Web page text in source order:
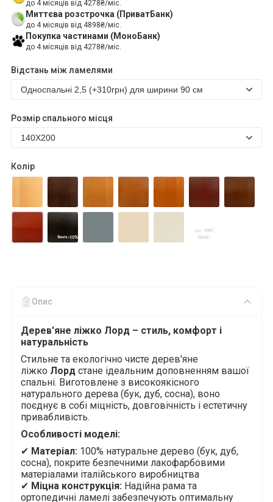
до 4 місяців від 4278₴/міс.
Миттєва розстрочка (ПриватБанк)
до 4 місяців від 4898₴/міс.
Покупка частинами (МоноБанк)
до 4 місяців від 4278₴/міс.
Відстань між ламелями
Розмір спального місця
Колір
Опис
Дерев'яне ліжко Лорд – стиль, комфорт і
натуральність
Стильне та екологічно чисте дерев'яне
ліжко Лорд стане ідеальним доповненням вашої
спальні. Виготовлене з високоякісного
натурального дерева (бук, дуб, сосна), воно
поєднує в собі міцність, довговічність і естетичну
привабливість.
Особливості моделі:
✔ Матеріал: 100% натуральне дерево (бук, дуб,
сосна), покрите безпечними лакофарбовими
матеріалами італійського виробництва
✔ Міцна конструкція: Надійна рама та
ортопедичні ламелі забезпечують оптимальну